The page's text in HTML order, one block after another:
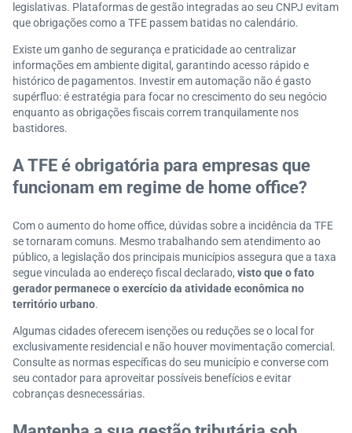
legislativas. Plataformas de gestão integradas ao seu CNPJ evitam
que obrigações como a TFE passem batidas no calendário.
Existe um ganho de segurança e praticidade ao centralizar
informações em ambiente digital, garantindo acesso rápido e
histórico de pagamentos. Investir em automação não é gasto
supérfluo: é estratégia para focar no crescimento do seu negócio
enquanto as obrigações fiscais correm tranquilamente nos
bastidores.
A TFE é obrigatória para empresas que
funcionam em regime de home office?
Com o aumento do home office, dúvidas sobre a incidência da TFE
se tornaram comuns. Mesmo trabalhando sem atendimento ao
público, a legislação dos principais municípios assegura que a taxa
segue vinculada ao endereço fiscal declarado, visto que o fato
gerador permanece o exercício da atividade econômica no
território urbano.
Algumas cidades oferecem isenções ou reduções se o local for
exclusivamente residencial e não houver movimentação comercial.
Consulte as normas específicas do seu município e converse com
seu contador para aproveitar possíveis benefícios e evitar
cobranças desnecessárias.